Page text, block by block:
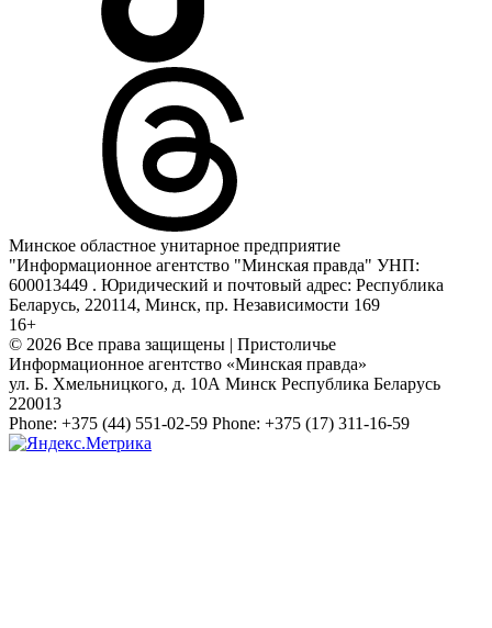
Минское областное унитарное предприятие
"Информационное агентство "Минская правда" УНП:
600013449 . Юридический и почтовый адрес: Республика
Беларусь, 220114, Минск, пр. Независимости 169
16+
© 2026 Все права защищены | Пристоличье
Информационное агентство «Минская правда»
ул. Б. Хмельницкого, д. 10А Минск Республика Беларусь
220013
Phone: +375 (44) 551-02-59 Phone: +375 (17) 311-16-59